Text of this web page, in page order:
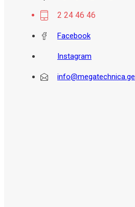
2 24 46 46
Facebook
Instagram
info@megatechnica.ge